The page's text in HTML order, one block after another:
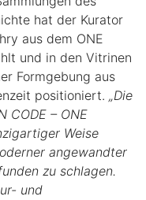
hat der Kurator
aus dem ONE
und in den Vitrinen
Formgebung aus
positioniert. „Die
CODE – ONE
Weise
angewandter
zu schlagen.
und